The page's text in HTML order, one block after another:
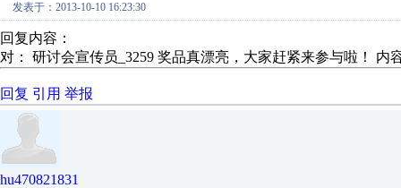
发表于：2013-10-10 16:23:30
回复内容：
对： 研讨会宣传员_3259 奖品真漂亮，大家赶紧来参与啦！ 内
回复 引用 举报
hu470821831